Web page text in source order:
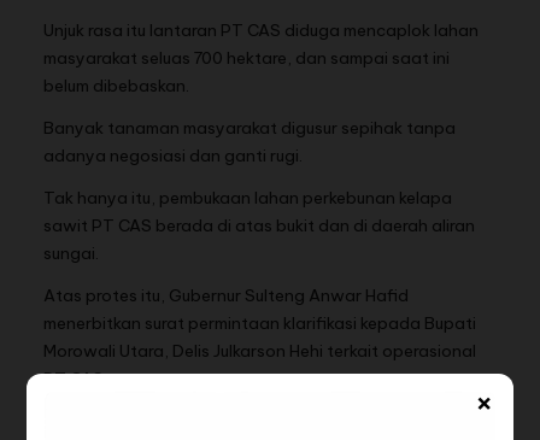
×
Unjuk rasa itu lantaran PT CAS diduga mencaplok lahan
masyarakat seluas 700 hektare, dan sampai saat ini
belum dibebaskan.
Banyak tanaman masyarakat digusur sepihak tanpa
adanya negosiasi dan ganti rugi.
Tak hanya itu, pembukaan lahan perkebunan kelapa
sawit PT CAS berada di atas bukit dan di daerah aliran
sungai.
Atas protes itu, Gubernur Sulteng Anwar Hafid
menerbitkan surat permintaan klarifikasi kepada Bupati
Morowali Utara, Delis Julkarson Hehi terkait operasional
PT CAS.